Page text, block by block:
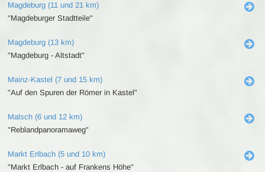
Magdeburg (11 und 21 km)
"Magdeburger Stadtteile"
Magdeburg (13 km)
"Magdeburg - Altstadt"
Mainz-Kastel (7 und 15 km)
"Auf den Spuren der Römer in Kastel"
Malsch (6 und 12 km)
"Reblandpanoramaweg"
Markt Erlbach (5 und 10 km)
"Markt Erlbach - auf Frankens Höhe"